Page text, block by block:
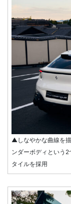
▲しなやかな曲線を
ンダーボディという
タイルを採用